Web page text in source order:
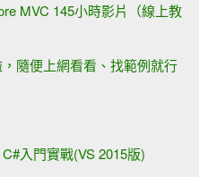
MVC 145小時影片（線上教
隨便上網看看、找範例就行
入門實戰(VS 2015版)